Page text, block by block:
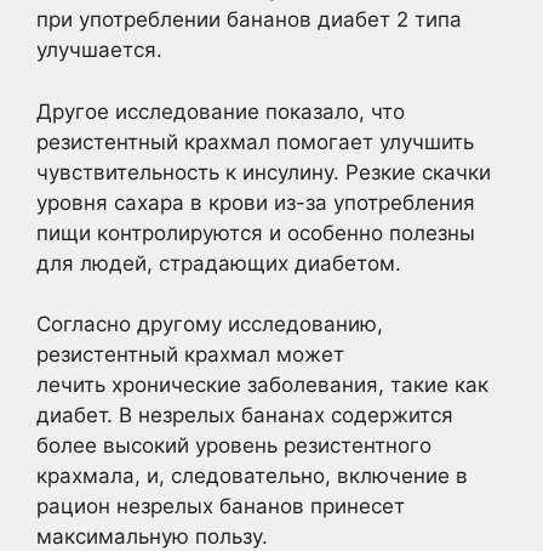
при употреблении бананов диабет 2 типа
улучшается.
Другое исследование показало, что
резистентный крахмал помогает улучшить
чувствительность к инсулину. Резкие скачки
уровня сахара в крови из-за употребления
пищи контролируются и особенно полезны
для людей, страдающих диабетом.
Согласно другому исследованию,
резистентный крахмал может
лечить хронические заболевания, такие как
диабет. В незрелых бананах содержится
более высокий уровень резистентного
крахмала, и, следовательно, включение в
рацион незрелых бананов принесет
максимальную пользу.